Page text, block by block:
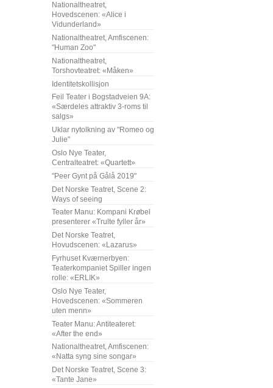
Nationaltheatret,
Hovedscenen: «Alice i
Vidunderland»
Nationaltheatret, Amfiscenen:
"Human Zoo"
Nationaltheatret,
Torshovteatret: «Måken»
Identitetskollisjon
Feil Teater i Bogstadveien 9A:
«Særdeles attraktiv 3-roms til
salgs»
Uklar nytolkning av "Romeo og
Julie"
Oslo Nye Teater,
Centralteatret: «Quartett»
"Peer Gynt på Gålå 2019"
Det Norske Teatret, Scene 2:
Ways of seeing
Teater Manu: Kompani Krøbel
presenterer «Trulte fyller år»
Det Norske Teatret,
Hovudscenen: «Lazarus»
Fyrhuset Kværnerbyen:
Teaterkompaniet Spiller ingen
rolle: «ERLIK»
Oslo Nye Teater,
Hovedscenen: «Sommeren
uten menn»
Teater Manu: Antiteateret:
«After the end»
Nationaltheatret, Amfiscenen:
«Natta syng sine songar»
Det Norske Teatret, Scene 3:
«Tante Jane»